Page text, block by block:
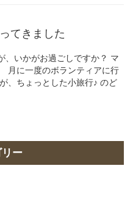
てきました
、いかがお過ごしですか？ マ
月に一度のボランティアに行
、ちょっとした小旅行♪ のど
リー